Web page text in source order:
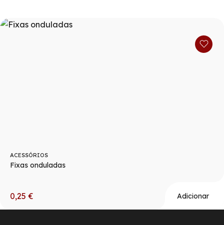
ACESSÓRIOS
Fixas onduladas
0,25 € Adicionar